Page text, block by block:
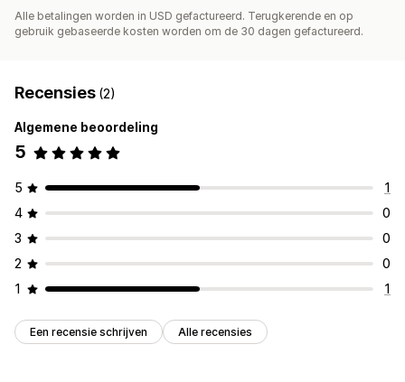
Alle betalingen worden in USD gefactureerd. Terugkerende en op
gebruik gebaseerde kosten worden om de 30 dagen gefactureerd.
Recensies (2)
Algemene beoordeling
5
5
1
4
0
3
0
2
0
1
1
Een recensie schrijven Alle recensies